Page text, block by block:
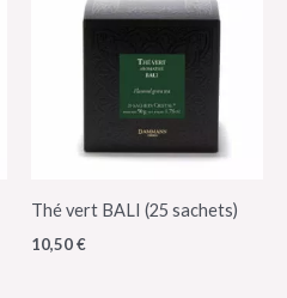
Thé vert BALI (25 sachets)
10,50€